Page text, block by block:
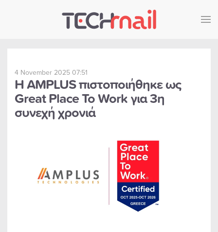
Skip to main content
4 November 2025 07:51
Η AMPLUS πιστοποιήθηκε ως
Great Place To Work για 3η
συνεχή χρονιά